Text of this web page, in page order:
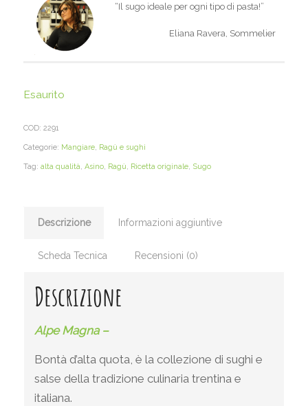
“Il sugo ideale per ogni tipo di pasta!”
Eliana Ravera, Sommelier
Esaurito
COD: 2291
Categorie: Mangiare, Ragù e sughi
Tag: alta qualità, Asino, Ragù, Ricetta originale, Sugo
Descrizione Informazioni aggiuntive
Scheda Tecnica Recensioni (0)
Descrizione
Alpe Magna –
Bontà d’alta quota, è la collezione di sughi e
salse della tradizione culinaria trentina e
italiana.